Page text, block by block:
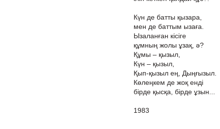
Күн де батты қызара,
мен де баттым ызаға.
Ызаланған кісіге
құмның жолы ұзақ, ә?
Құмы – қызыл,
Күн – қызыл,
Қып-қызыл ең, Дыңғызыл.
Көлеңкем де жоқ енді
бірде қысқа, бірде ұзын...
1983